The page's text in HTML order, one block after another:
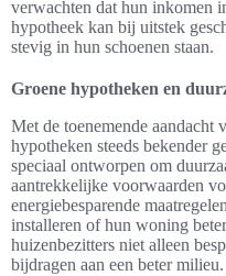
verwachten dat hun inkomen
hypotheek kan bij uitstek
stevig in hun schoenen staan.
Groene hypotheken en
Met de toenemende aandacht
hypotheken steeds bekender
speciaal ontworpen om
aantrekkelijke voorwaarden
energiebesparende
installeren of hun woning
huizenbezitters niet alleen
bijdragen aan een beter milieu.